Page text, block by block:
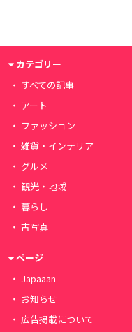
カテゴリー
すべての記事
アート
ファッション
雑貨・インテリア
グルメ
観光・地域
暮らし
古写真
ページ
Japaaan
お知らせ
広告掲載について